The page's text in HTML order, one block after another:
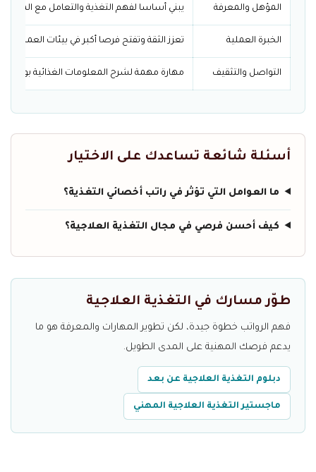
المؤهل والمعرفة يبني أساسا لفهم التغذية والتعامل مع
الخبرة العملية تعزز الثقة وتفتح فرصا أكبر في بيئات العمل
التواصل والتثقيف مهارة مهمة لشرح المعلومات الغذائية بوضوح
أسئلة شائعة تساعدك على الاختيار
ما العوامل التي تؤثر في راتب أخصائي التغذية؟
كيف أحسن فرصي في مجال التغذية العلاجية؟
طوّر مسارك في التغذية العلاجية
فهم الرواتب خطوة جيدة، لكن تطوير المهارات والمعرفة هو ما
يدعم فرصك المهنية على المدى الطويل.
دبلوم التغذية العلاجية عن بعد
ماجستير التغذية العلاجية المهني